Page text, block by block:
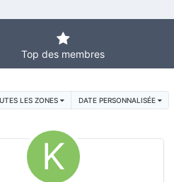
Top des membres
LES ZONES DATE PERSONNALISÉE